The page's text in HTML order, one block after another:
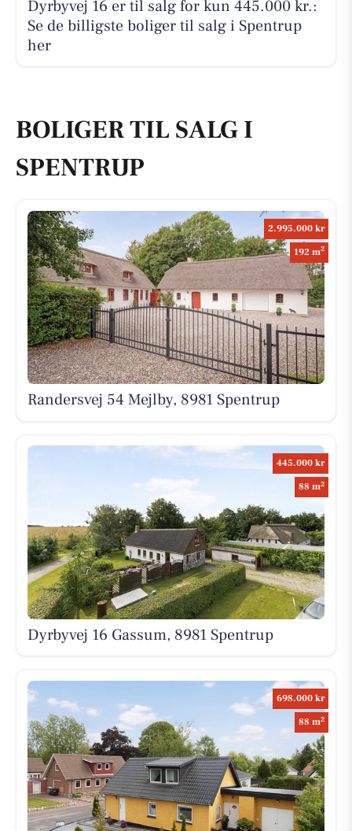
Dyrbyvej 16 er til salg for kun 445.000 kr.:
Se de billigste boliger til salg i Spentrup
her
BOLIGER TIL SALG I
SPENTRUP
2.995.000 kr
192 m2
Randersvej 54 Mejlby, 8981 Spentrup
445.000 kr
88 m2
Dyrbyvej 16 Gassum, 8981 Spentrup
698.000 kr
88 m2